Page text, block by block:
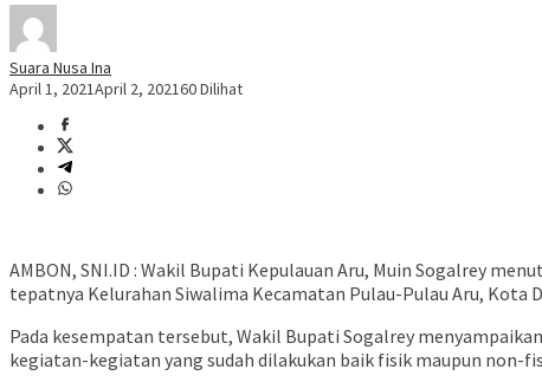
Suara Nusa Ina
April 1, 2021April 2, 202160 Dilihat
AMBON, SNI.ID : Wakil Bupati Kepulauan Aru, Muin Sogalrey
tepatnya Kelurahan Siwalima Kecamatan Pulau-Pulau Aru, Kota
Pada kesempatan tersebut, Wakil Bupati Sogalrey
kegiatan-kegiatan yang sudah dilakukan baik fisik maupun non-